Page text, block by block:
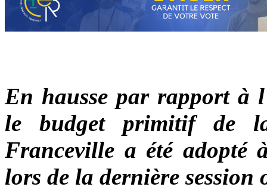
En hausse par rapport à
le budget primitif de
Franceville a été adopté
lors de la dernière